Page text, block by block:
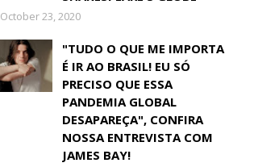
October 23, 2020
"TUDO O QUE ME IMPORTA
É IR AO BRASIL! EU SÓ
PRECISO QUE ESSA
PANDEMIA GLOBAL
DESAPAREÇA", CONFIRA
NOSSA ENTREVISTA COM
JAMES BAY!